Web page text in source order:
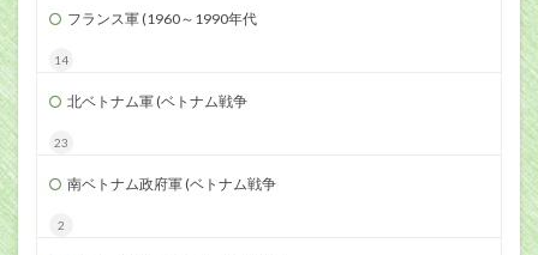
フランス軍 (1960～1990年代
14
北ベトナム軍 (ベトナム戦争
23
南ベトナム政府軍 (ベトナム戦争
2